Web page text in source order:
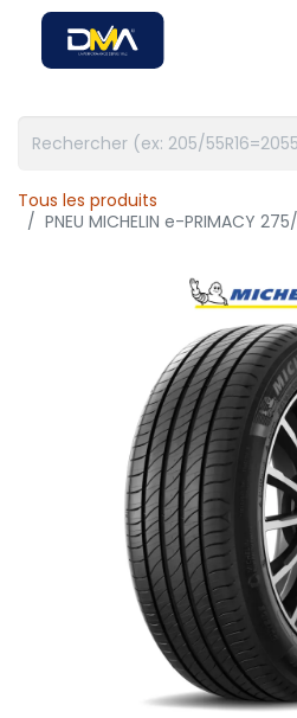
Tous les produits
PNEU MICHELIN e-PRIMACY